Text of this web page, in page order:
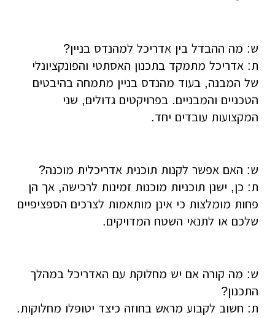
ש: מה ההבדל בין אדריכל למהנדס בניין?
ת: אדריכל מתמקד בתכנון האסתטי והפונקציונלי
של המבנה, בעוד מהנדס בניין מתמחה בהיבטים
הטכניים והמבניים. בפרויקטים גדולים, שני
המקצועות עובדים יחד.
ש: האם אפשר לקנות תוכנית אדריכלית מוכנה?
ת: כן, ישנן תוכניות מוכנות זמינות לרכישה, אך הן
פחות מומלצות כי אינן מותאמות לצרכים הספציפיים
שלכם או לתנאי השטח המדויקים.
ש: מה קורה אם יש מחלוקת עם האדריכל במהלך
התכנון?
ת: חשוב לקבוע מראש בחוזה כיצד יטופלו מחלוקות.